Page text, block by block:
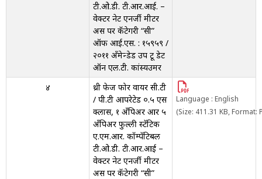
टी.ओ.डी. टी.आर.आई. –
वेक्टर नेट एनर्जी मीटर
अस पर कॅटेगरी “सी”
ऑफ आई.एस. : १५९५९ /
२०११ अँमेन्डेड उप टू डेट
ऑन एल.टी. कांस्यउमर
४
थ्री फेज फोर वायर सी.टी
/ पी.टी आपरेटेड ०.५ एस
क्लास, १ अँपिअर आर ५
अँपिअर फुल्ली स्टॅटिक
ए.एम.आर. कॉम्पॅटिबल
टी.ओ.डी. टी.आर.आई –
वेक्टर नेट एनर्जी मीटर
अस पर कॅटेगरी “सी”
Language : English
(Size: 411.31 KB, Format: